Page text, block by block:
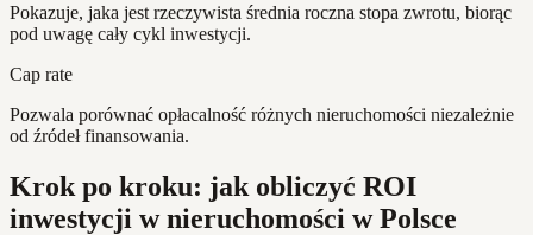
Pokazuje, jaka jest rzeczywista średnia roczna stopa zwrotu, biorąc
pod uwagę cały cykl inwestycji.
Cap rate
Pozwala porównać opłacalność różnych nieruchomości niezależnie
od źródeł finansowania.
Krok po kroku: jak obliczyć ROI
inwestycji w nieruchomości w Polsce